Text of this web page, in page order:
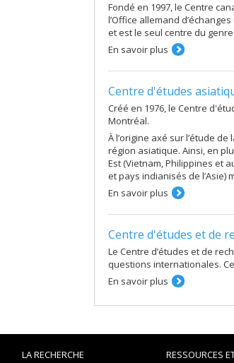
Fondé en 1997, le Centre
l’Office allemand
et est le seul centre du
En savoir plus
Centre d'études
Créé en 1976, le Centre
Montréal.
À l’origine axé sur l’étude
région asiatique. Ainsi, en
Est (Vietnam, Philippines et
et pays indianisés de l’Asie)
En savoir plus
Centre d'études et de
Le Centre d’études et de
questions internationales.
En savoir plus
LA RECHERCHE RESSOURCES